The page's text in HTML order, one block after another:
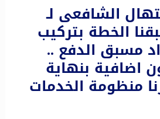
الشافعى لـ
الخطة بتركيب
مسبق الدفع ..
اضافية بنهاية
منظومة الخدمات